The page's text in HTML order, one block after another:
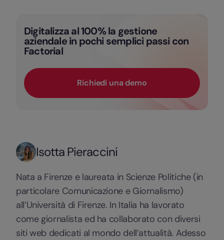
Digitalizza al 100% la gestione
aziendale in pochi semplici passi con
Factorial
Richiedi una demo
Isotta Pieraccini
Nata a Firenze e laureata in Scienze Politiche (in
particolare Comunicazione e Giornalismo)
all’Università di Firenze. In Italia ha lavorato
come giornalista ed ha collaborato con diversi
siti web dedicati al mondo dell’attualità. Adesso